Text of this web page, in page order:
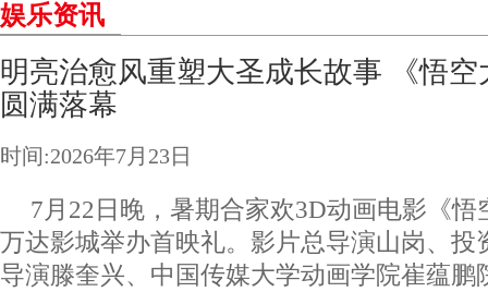
娱乐资讯
明亮治愈风重塑大圣成长故事 《悟
圆满落幕
时间:2026年7月23日
7月22日晚，暑期合家欢3D动画电影《悟
万达影城举办首映礼。影片总导演山岗、投
导演滕奎兴、中国传媒大学动画学院崔蕴鹏